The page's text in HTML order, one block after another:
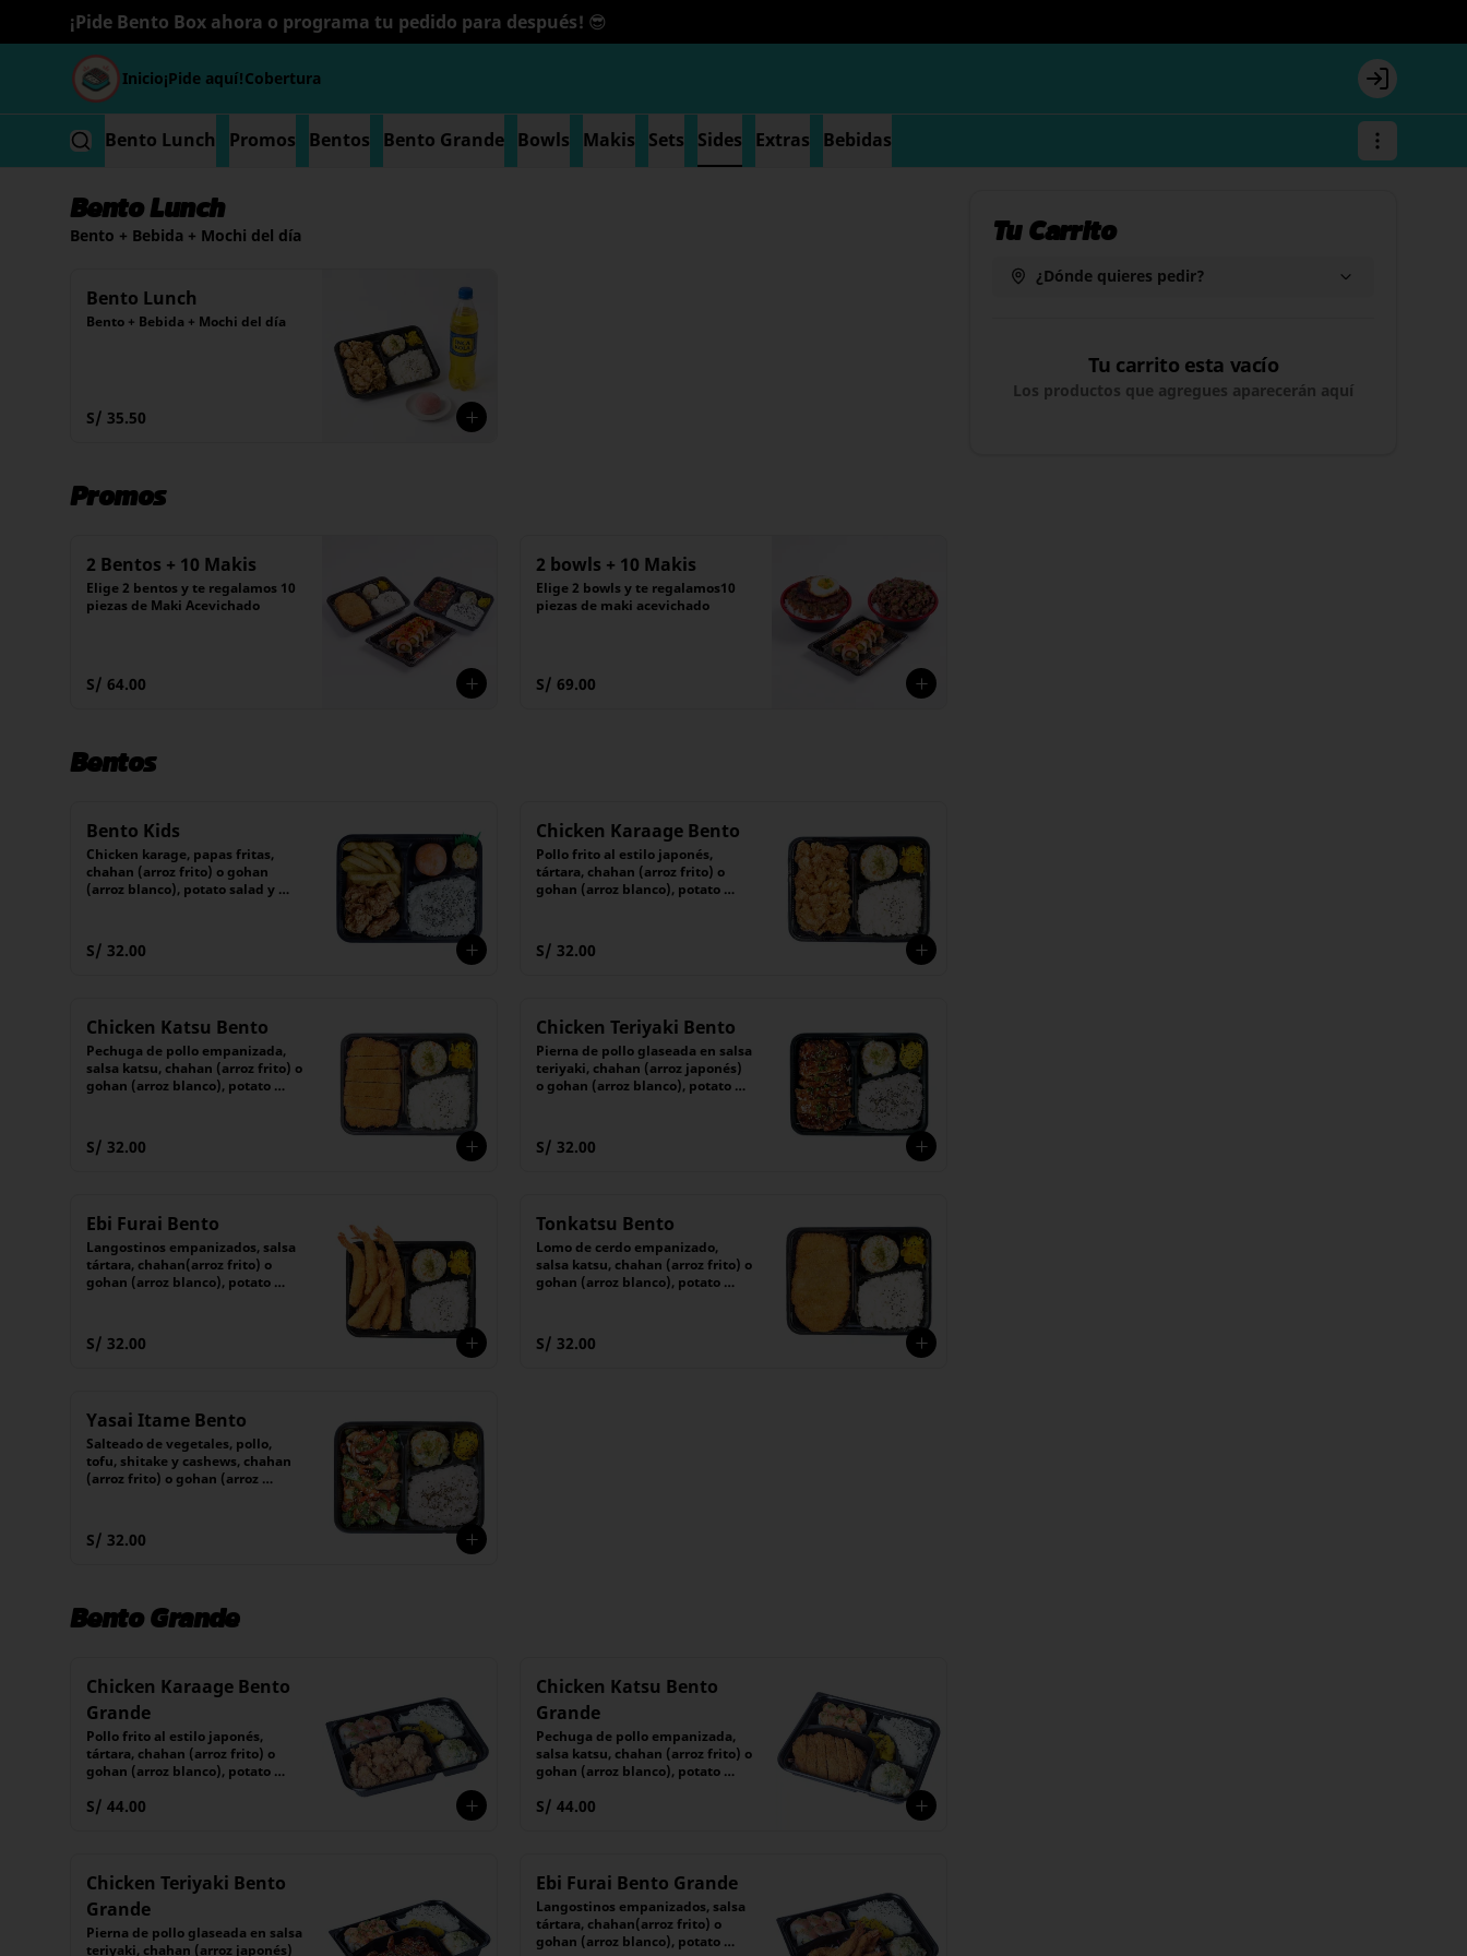
¡Pide Bento Box ahora o programa tu pedido para después! 😎
Inicio¡Pide aquí!Cobertura Login
Bento Lunch Promos Bentos Bento Grande Bowls Makis Sets Sides Extras Bebidas
Bento Lunch
Bento + Bebida + Mochi del día
Bento Lunch
Bento + Bebida + Mochi del día
S/ 35.50
Promos
2 Bentos + 10 Makis
Elige 2 bentos y te regalamos 10
piezas de Maki Acevichado
S/ 64.00
2 bowls + 10 Makis
Elige 2 bowls y te regalamos10
piezas de maki acevichado
S/ 69.00
Bentos
Bento Kids
Chicken karage, papas fritas,
chahan (arroz frito) o gohan
(arroz blanco), potato salad y
S/ 32.00
Chicken Karaage Bento
Pollo frito al estilo japonés,
tártara, chahan (arroz frito) o
gohan (arroz blanco), potato
S/ 32.00
Chicken Katsu Bento
Pechuga de pollo empanizada,
salsa katsu, chahan (arroz frito) o
gohan (arroz blanco), potato
S/ 32.00
Chicken Teriyaki Bento
Pierna de pollo glaseada en salsa
teriyaki, chahan (arroz japonés)
o gohan (arroz blanco), potato
S/ 32.00
Ebi Furai Bento
Langostinos empanizados, salsa
tártara, chahan(arroz frito) o
gohan (arroz blanco), potato
S/ 32.00
Tonkatsu Bento
Lomo de cerdo empanizado,
salsa katsu, chahan (arroz frito) o
gohan (arroz blanco), potato
S/ 32.00
Yasai Itame Bento
Salteado de vegetales, pollo,
tofu, shitake y cashews, chahan
(arroz frito) o gohan (arroz
S/ 32.00
Bento Grande
Chicken Karaage Bento
Grande
Pollo frito al estilo japonés,
tártara, chahan (arroz frito) o
gohan (arroz blanco), potato
maki
S/ 44.00
Chicken Katsu Bento
Grande
Pechuga de pollo empanizada,
salsa katsu, chahan (arroz frito) o
gohan (arroz blanco), potato
maki
S/ 44.00
Chicken Teriyaki Bento
Grande
Pierna de pollo glaseada en salsa
teriyaki, chahan (arroz japonés)
Ebi Furai Bento Grande
Langostinos empanizados, salsa
tártara, chahan(arroz frito) o
gohan (arroz blanco), potato
Tu Carrito
¿Dónde quieres pedir?
Tu carrito esta vacío
Los productos que agregues aparecerán aquí